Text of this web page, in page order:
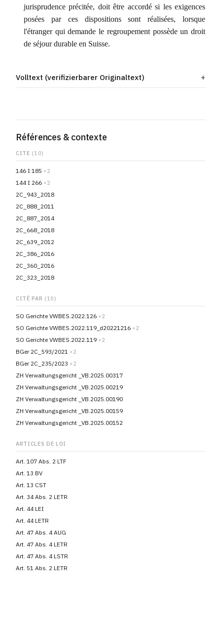
jurisprudence précitée, doit être accordé si les exigences
posées par ces dispositions sont réalisées, lorsque
l'étranger qui demande le regroupement possède un droit
de séjour durable en Suisse.
Volltext (verifizierbarer Originaltext)
Références & contexte
CITE (10)
146 I 185 ×2
144 I 266 ×2
2C_943_2018
2C_888_2011
2C_887_2014
2C_668_2018
2C_639_2012
2C_386_2016
2C_360_2016
2C_323_2018
CITÉ PAR (10)
SO Gerichte VWBES.2022.126 ×2
SO Gerichte VWBES.2022.119_d20221216 ×2
SO Gerichte VWBES.2022.119 ×2
BGer 2C_593/2021 ×2
BGer 2C_235/2023 ×2
ZH Verwaltungsgericht _VB.2025.00317
ZH Verwaltungsgericht _VB.2025.00219
ZH Verwaltungsgericht _VB.2025.00190
ZH Verwaltungsgericht _VB.2025.00159
ZH Verwaltungsgericht _VB.2025.00152
ARTICLES DE LOI
Art. 107 Abs. 2 LTF
Art. 13 BV
Art. 13 CST
Art. 34 Abs. 2 LETR
Art. 44 LEI
Art. 44 LETR
Art. 47 Abs. 4 AUG
Art. 47 Abs. 4 LETR
Art. 47 Abs. 4 LSTR
Art. 51 Abs. 2 LETR